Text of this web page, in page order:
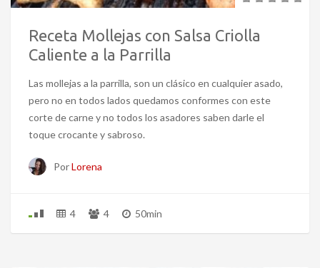
Receta Mollejas con Salsa Criolla
Caliente a la Parrilla
Las mollejas a la parrilla, son un clásico en cualquier asado,
pero no en todos lados quedamos conformes con este
corte de carne y no todos los asadores saben darle el
toque crocante y sabroso.
PorLorena
4 4 50min